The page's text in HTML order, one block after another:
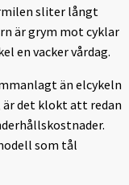
sliter långt
är grym mot cyklar
en vacker vårdag.
än elcykeln
är det klokt att redan
som tål